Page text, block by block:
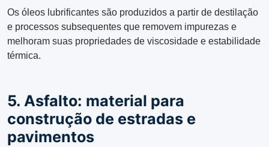
Os óleos lubrificantes são produzidos a partir de destilação
e processos subsequentes que removem impurezas e
melhoram suas propriedades de viscosidade e estabilidade
térmica.
5. Asfalto: material para
construção de estradas e
pavimentos